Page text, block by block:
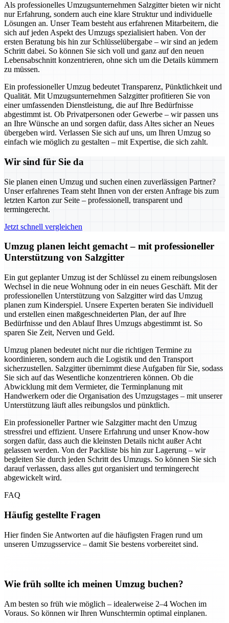
Als professionelles Umzugsunternehmen Salzgitter bieten wir nicht
nur Erfahrung, sondern auch eine klare Struktur und individuelle
Lösungen an. Unser Team besteht aus erfahrenen Mitarbeitern, die
sich auf jeden Aspekt des Umzugs spezialisiert haben. Von der
ersten Beratung bis hin zur Schlüsselübergabe – wir sind an jedem
Schritt dabei. So können Sie sich voll und ganz auf den neuen
Lebensabschnitt konzentrieren, ohne sich um die Details kümmern
zu müssen.
Ein professioneller Umzug bedeutet Transparenz, Pünktlichkeit und
Qualität. Mit Umzugsunternehmen Salzgitter profitieren Sie von
einer umfassenden Dienstleistung, die auf Ihre Bedürfnisse
abgestimmt ist. Ob Privatpersonen oder Gewerbe – wir passen uns
an Ihre Wünsche an und sorgen dafür, dass Altes sicher an Neues
übergeben wird. Verlassen Sie sich auf uns, um Ihren Umzug so
einfach wie möglich zu gestalten – mit Expertise, die sich zahlt.
Wir sind für Sie da
Sie planen einen Umzug und suchen einen zuverlässigen Partner?
Unser erfahrenes Team steht Ihnen von der ersten Anfrage bis zum
letzten Karton zur Seite – professionell, transparent und
termingerecht.
Jetzt schnell vergleichen
Umzug planen leicht gemacht – mit professioneller
Unterstützung von Salzgitter
Ein gut geplanter Umzug ist der Schlüssel zu einem reibungslosen
Wechsel in die neue Wohnung oder in ein neues Geschäft. Mit der
professionellen Unterstützung von Salzgitter wird das Umzug
planen zum Kinderspiel. Unsere Experten beraten Sie individuell
und erstellen einen maßgeschneiderten Plan, der auf Ihre
Bedürfnisse und den Ablauf Ihres Umzugs abgestimmt ist. So
sparen Sie Zeit, Nerven und Geld.
Umzug planen bedeutet nicht nur die richtigen Termine zu
koordinieren, sondern auch die Logistik und den Transport
sicherzustellen. Salzgitter übernimmt diese Aufgaben für Sie, sodass
Sie sich auf das Wesentliche konzentrieren können. Ob die
Abwicklung mit dem Vermieter, die Terminplanung mit
Handwerkern oder die Organisation des Umzugstages – mit unserer
Unterstützung läuft alles reibungslos und pünktlich.
Ein professioneller Partner wie Salzgitter macht den Umzug
stressfrei und effizient. Unsere Erfahrung und unser Know-how
sorgen dafür, dass auch die kleinsten Details nicht außer Acht
gelassen werden. Von der Packliste bis hin zur Lagerung – wir
begleiten Sie durch jeden Schritt des Umzugs. So können Sie sich
darauf verlassen, dass alles gut organisiert und termingerecht
abgewickelt wird.
FAQ
Häufig gestellte Fragen
Hier finden Sie Antworten auf die häufigsten Fragen rund um
unseren Umzugsservice – damit Sie bestens vorbereitet sind.
Wie früh sollte ich meinen Umzug buchen?
Am besten so früh wie möglich – idealerweise 2–4 Wochen im
Voraus. So können wir Ihren Wunschtermin optimal einplanen.